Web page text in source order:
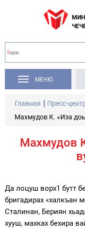
МЕНЮ
Главная Пресс-
Махмудов К. «Иза
Махмудов
Да лоцуш ворх1 бутт
бригадирах «халкъан
Сталинан, Бериян
хууш, махках бехира